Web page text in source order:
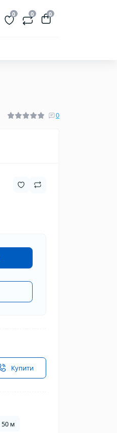
0 0 0
0
Купити
50 м